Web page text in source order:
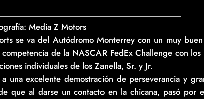
Media Z Motors
se va del Autódromo Monterrey con un muy
de la NASCAR FedEx Challenge con los
individuales de los Zanella, Sr. y Jr.
excelente demostración de perseverancia y
que al darse un contacto en la chicana, pasó por